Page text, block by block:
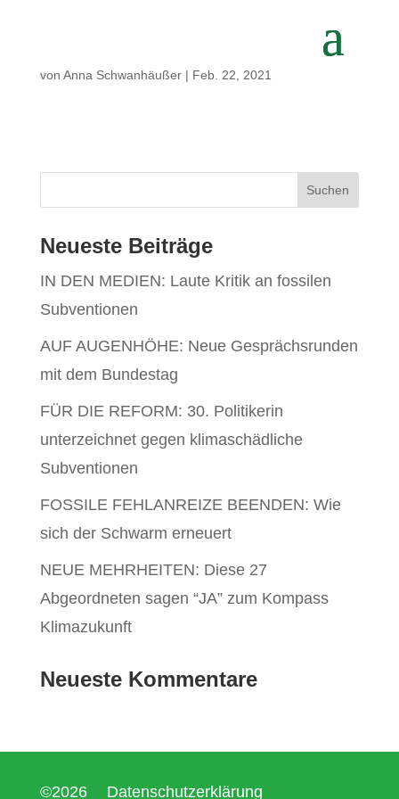
von Anna Schwanhäußer| Feb. 22, 2021
Neueste Beiträge
IN DEN MEDIEN: Laute Kritik an fossilen
Subventionen
AUF AUGENHÖHE: Neue Gesprächsrunden
mit dem Bundestag
FÜR DIE REFORM: 30. Politikerin
unterzeichnet gegen klimaschädliche
Subventionen
FOSSILE FEHLANREIZE BEENDEN: Wie
sich der Schwarm erneuert
NEUE MEHRHEITEN: Diese 27
Abgeordneten sagen “JA” zum Kompass
Klimazukunft
Neueste Kommentare
©2026 Datenschutzerklärung